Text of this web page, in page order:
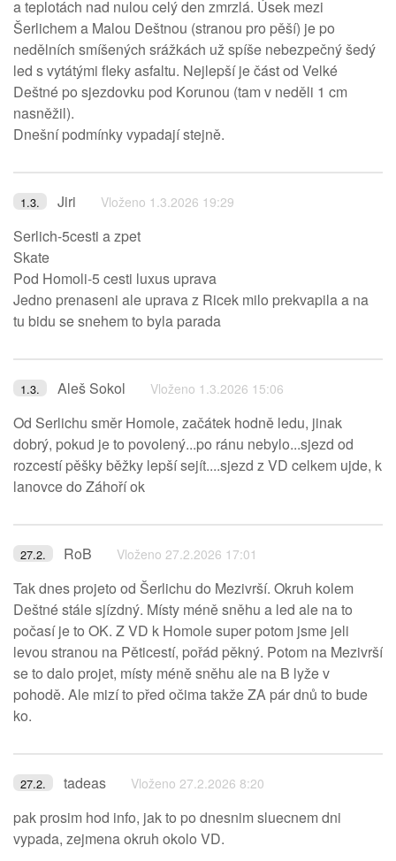
a teplotách nad nulou celý den zmrzlá. Úsek mezi
Šerlichem a Malou Deštnou (stranou pro pěší) je po
nedělních smíšených srážkách už spíše nebezpečný šedý
led s vytátými fleky asfaltu. Nejlepší je část od Velké
Deštné po sjezdovku pod Korunou (tam v neděli 1 cm
nasněžil).
Dnešní podmínky vypadají stejně.
1.3. Jiri Vloženo 1.3.2026 19:29
Serlich-5cesti a zpet
Skate
Pod Homoli-5 cesti luxus uprava
Jedno prenaseni ale uprava z Ricek milo prekvapila a na
tu bidu se snehem to byla parada
1.3. Aleš Sokol Vloženo 1.3.2026 15:06
Od Serlichu směr Homole, začátek hodně ledu, jinak
dobrý, pokud je to povolený...po ránu nebylo...sjezd od
rozcestí pěšky běžky lepší sejít....sjezd z VD celkem ujde, k
lanovce do Záhoří ok
27.2. RoB Vloženo 27.2.2026 17:01
Tak dnes projeto od Šerlichu do Mezivrší. Okruh kolem
Deštné stále sjízdný. Místy méně sněhu a led ale na to
počasí je to OK. Z VD k Homole super potom jsme jeli
levou stranou na Pěticestí, pořád pěkný. Potom na Mezivrší
se to dalo projet, místy méně sněhu ale na B lyže v
pohodě. Ale mizí to před očima takže ZA pár dnů to bude
ko.
27.2. tadeas Vloženo 27.2.2026 8:20
pak prosim hod info, jak to po dnesnim sluecnem dni
vypada, zejmena okruh okolo VD.